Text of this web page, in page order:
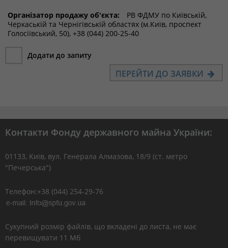
Організатор продажу об'єкта:
РВ ФДМУ по Київській,
Черкаській та Чернігівській областях (м.Київ, проспект
Голосіївський, 50), +38 (044) 200-25-40
Додати до запиту
ПЕРЕЙТИ ДО ЗАЯВКИ
Контакти Фонду державного майна України:
01133, Kиїв, вул. Генерала Алмазова, 18/9 (ст. метро
"Печерська")
Телефон:+38 (044) 254-29-76
Сукупний розмір файлів, що вкладені до листа, не має
перевищувати 11 Мб